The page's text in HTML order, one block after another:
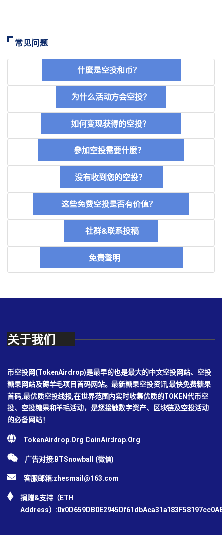
常见问题
什麼是空投和币？
为什么活动方会空投？
如何变现获得的空投？
參加空投需要什麼？
没有收到您的空投？
这些免费空投是否有价值？
社群&联系投稿
免責聲明
关于我们
币空投网(TokenAirdrop)是最早的也是最大的中文空投网站、空投
糖果网站及薅羊毛项目首码网站。最新糖果空投资讯,最快免费糖果
首码,最优质空投线报,在世界范围内实时收集优质的TOKEN代币空
投、空投糖果和羊毛活动，是您接触数字资产、区块链及空投活动
的必备网站！
TokenAirdrop.Org CoinAirdrop.Org
广告对接:BTSnowball (微信)
客服邮箱:zhesmail@163.com
捐赠&支持（ETH
Address）